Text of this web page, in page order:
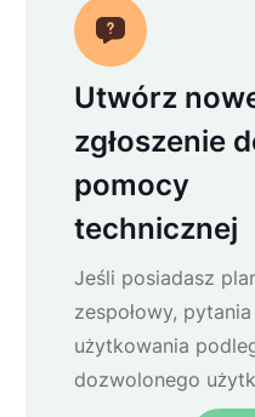
Utwórz
zgłoszenie
pomocy
technicznej
Jeśli posiadasz
zespołowy,
użytkowania
dozwolonego